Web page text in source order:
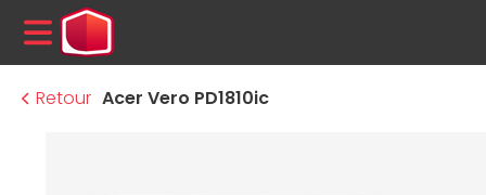
MENU
Retour Acer Vero PD1810ic